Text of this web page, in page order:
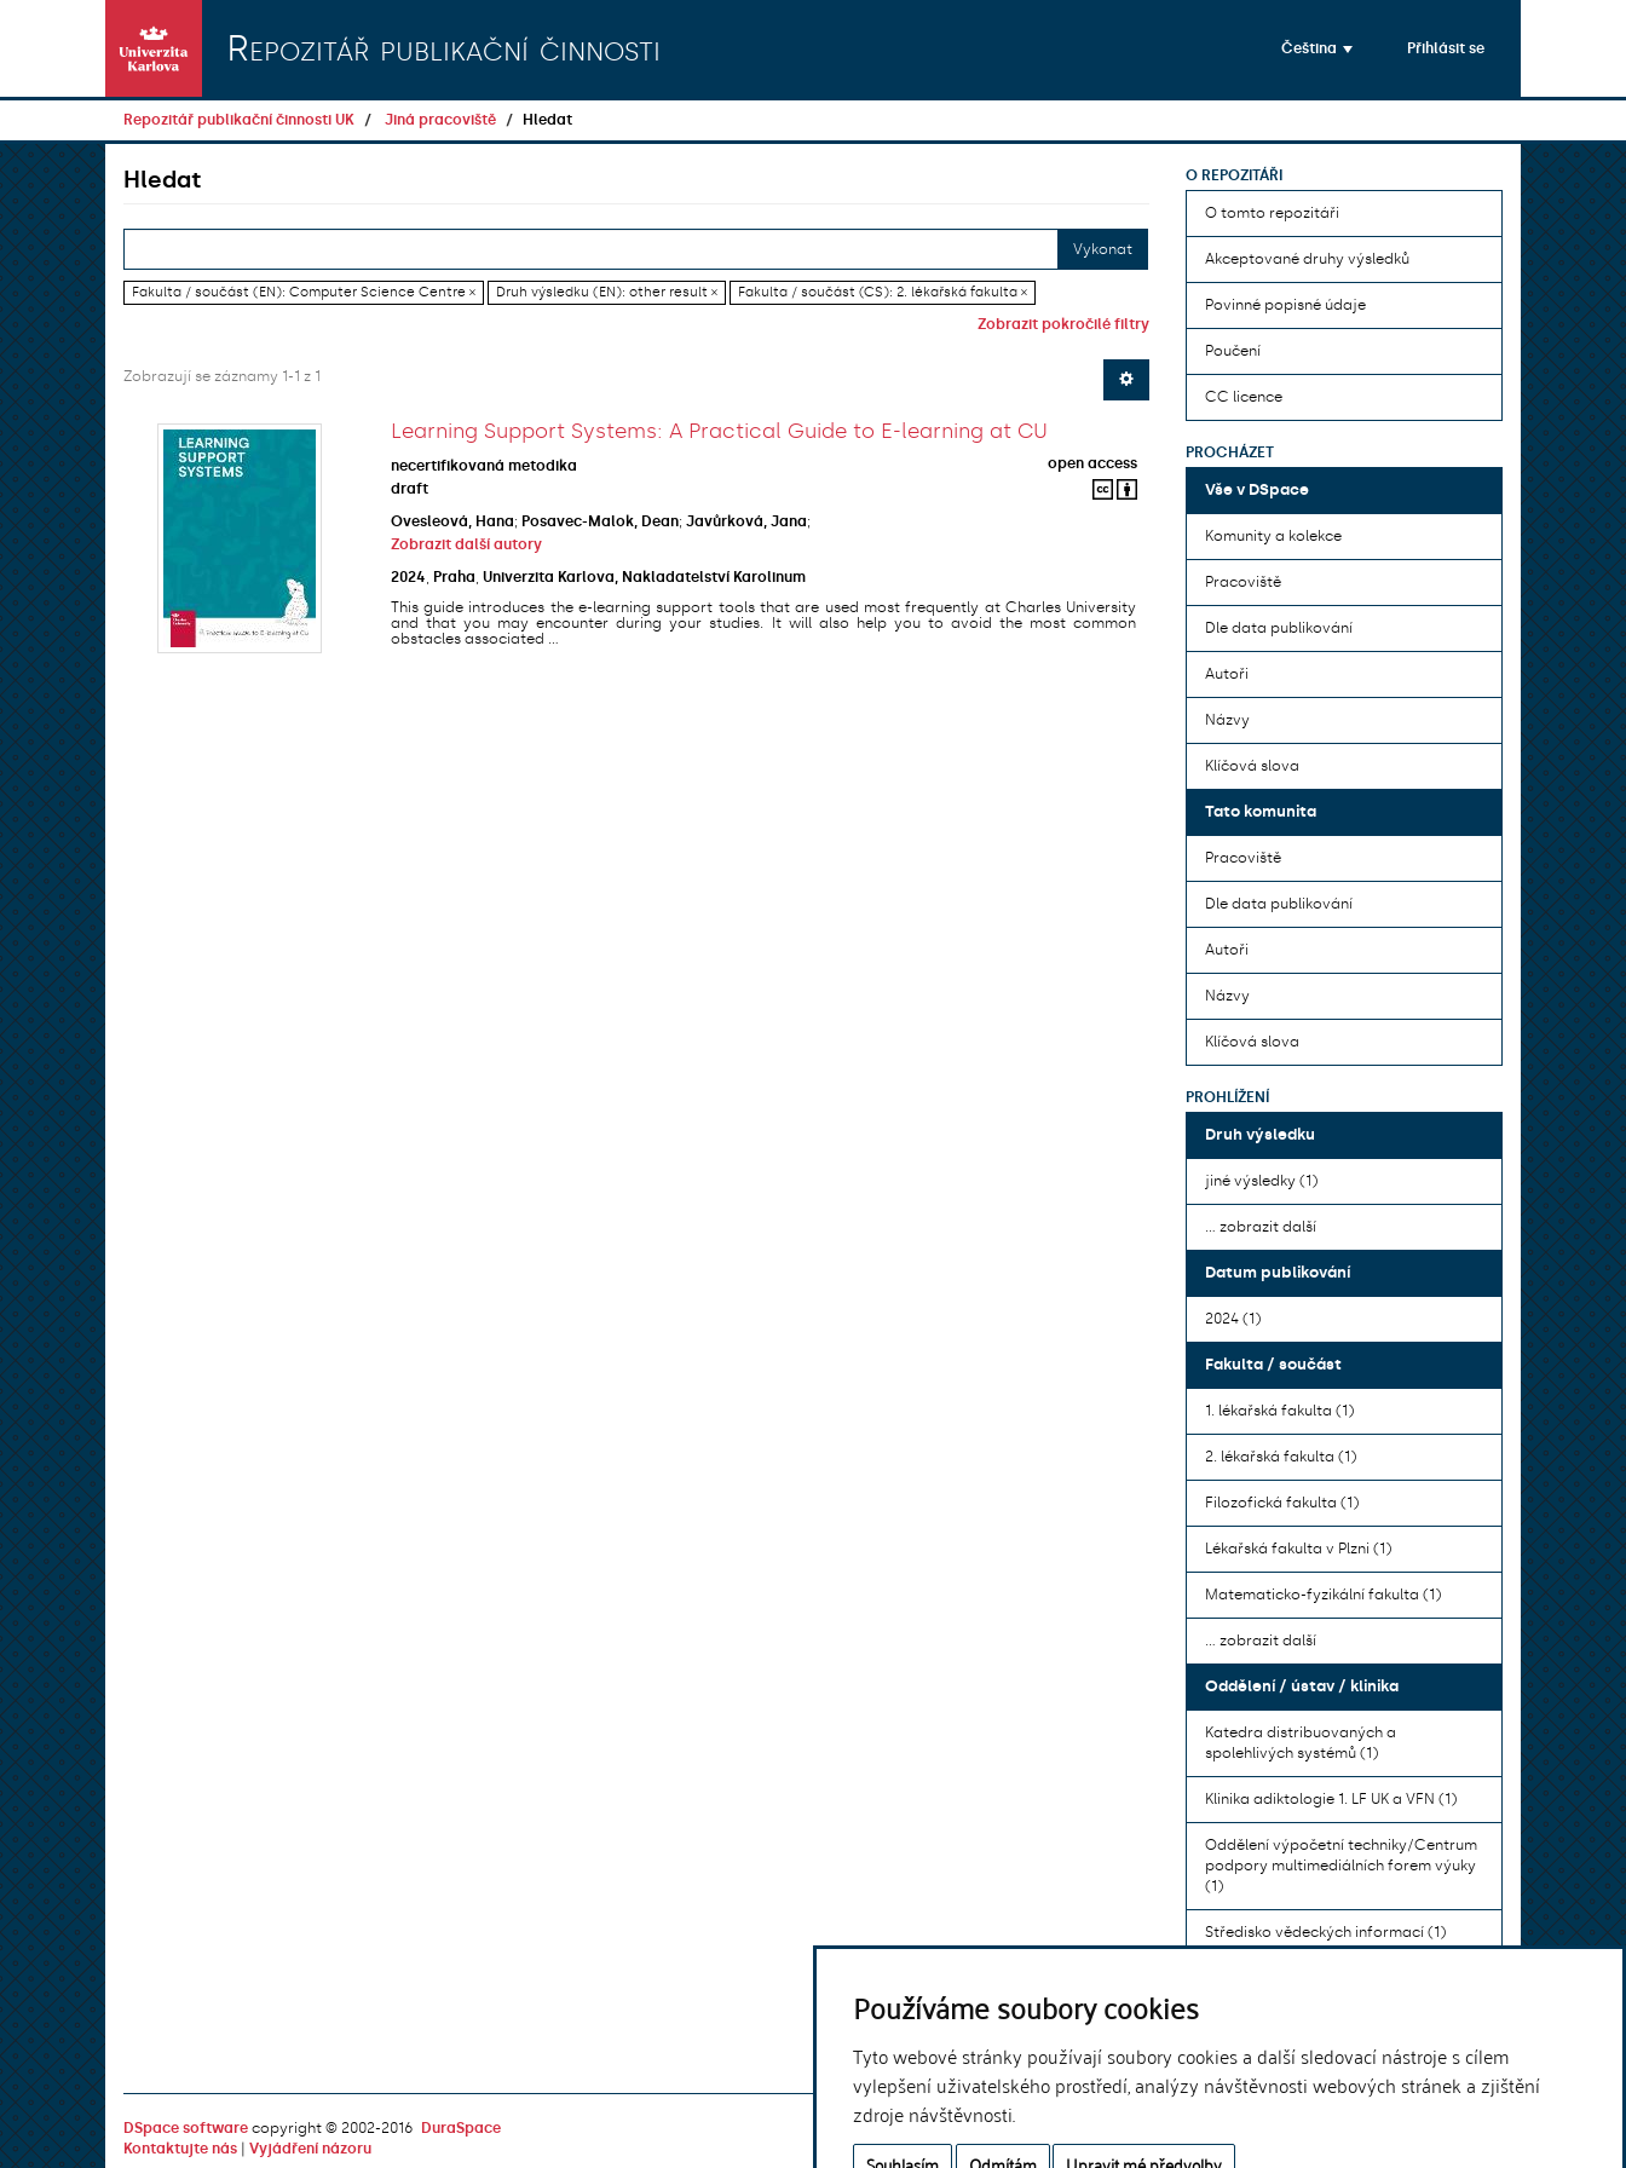
Používáme soubory cookies
Tyto webové stránky používají soubory cookies a další sledovací nástroje s cílem
vylepšení uživatelského prostředí, analýzy návštěvnosti webových stránek a zjištění
zdroje návštěvnosti.
Repozitář publikační činnosti Čeština Přihlásit se
Repozitář publikační činnosti UK Jiná pracoviště Hledat
Hledat
Vykonat
Fakulta / součást (EN): Computer Science Centre × Druh výsledku (EN): other result × Fakulta / součást (CS): 2. lékařská fakulta ×
Zobrazit pokročilé filtry
Zobrazují se záznamy 1-1 z 1
Learning Support Systems: A Practical Guide to E-learning at CU
necertifikovaná metodika
open access
draft
Ovesleová, Hana; Posavec-Malok, Dean; Javůrková, Jana;
Zobrazit další autory
2024
Praha Univerzita Karlova, Nakladatelství Karolinum
This guide introduces the e-learning support tools that are used most frequently at Charles University
and that you may encounter during your studies. It will also help you to avoid the most common
obstacles associated ...
O REPOZITÁŘI
O tomto repozitáři
Akceptované druhy výsledků
Povinné popisné údaje
Poučení
CC licence
PROCHÁZET
Vše v DSpace
Komunity a kolekce
Pracoviště
Dle data publikování
Autoři
Názvy
Klíčová slova
Tato komunita
Pracoviště
Dle data publikování
Autoři
Názvy
Klíčová slova
PROHLÍŽENÍ
Druh výsledku
jiné výsledky (1)
... zobrazit další
Datum publikování
2024 (1)
Fakulta / součást
1. lékařská fakulta (1)
2. lékařská fakulta (1)
Filozofická fakulta (1)
Lékařská fakulta v Plzni (1)
Matematicko-fyzikální fakulta (1)
... zobrazit další
Oddělení / ústav / klinika
Katedra distribuovaných a
spolehlivých systémů (1)
Klinika adiktologie 1. LF UK a VFN (1)
Oddělení výpočetní techniky/Centrum
podpory multimediálních forem výuky
(1)
Středisko vědeckých informací (1)
DSpace software copyright © 2002-2016
DuraSpace
Kontaktujte nás
Vyjádření názoru